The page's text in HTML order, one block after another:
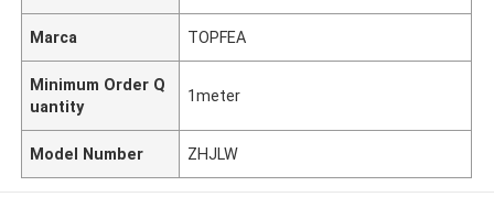
Marca TOPFEA
Minimum Order Q
uantity
1meter
Model Number ZHJLW